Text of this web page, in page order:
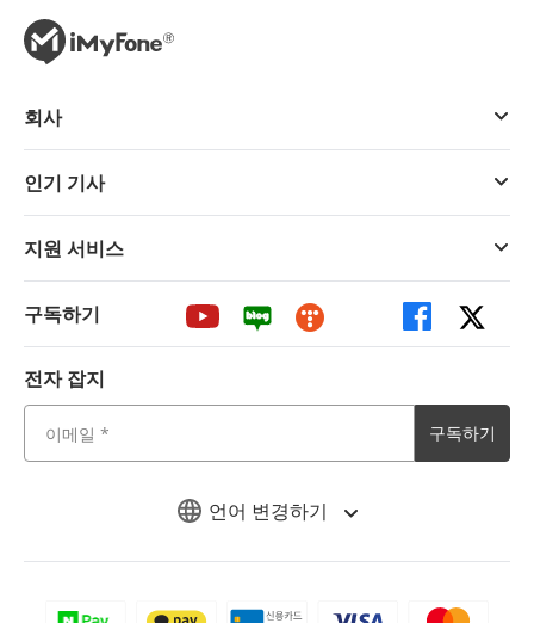
언어 변경하기
회사
인기 기사
지원 서비스
구독하기
전자 잡지
구독하기